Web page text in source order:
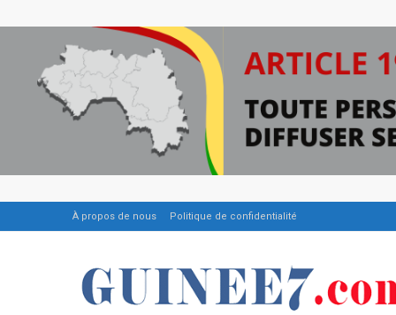
À propos de nous Politique de confidentialité